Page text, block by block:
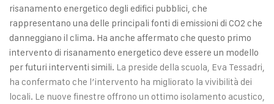
risanamento energetico degli edifici pubblici, che
rappresentano una delle principali fonti di emissioni di CO2 che
danneggiano il clima. Ha anche affermato che questo primo
intervento di risanamento energetico deve essere un modello
per futuri interventi simili. La preside della scuola, Eva Tessadri,
ha confermato che l’intervento ha migliorato la vivibilità dei
locali. Le nuove finestre offrono un ottimo isolamento acustico,